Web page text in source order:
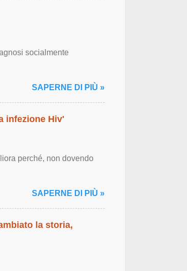
socialmente
SAPERNE DI PIÙ »
infezione Hiv'
perché, non dovendo
SAPERNE DI PIÙ »
la storia,